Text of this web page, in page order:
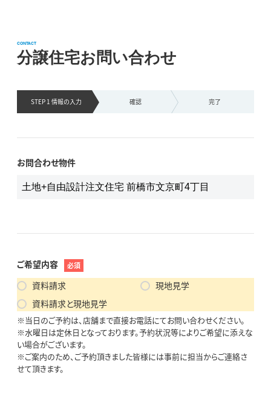
分譲住宅お問い合わせ
CONTACT
STEP 1 情報の入力 確認 完了
お問合わせ物件
ご希望内容 必須
資料請求
現地見学
資料請求と現地見学
※当日のご予約は、店舗まで直接お電話にてお問い合わせください。
※水曜日は定休日となっております。予約状況等によりご希望に添えな
い場合がございます。
※ご案内のため、ご予約頂きました皆様には事前に担当からご連絡さ
せて頂きます。